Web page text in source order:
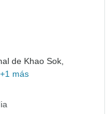
de Khao Sok,
+1 más